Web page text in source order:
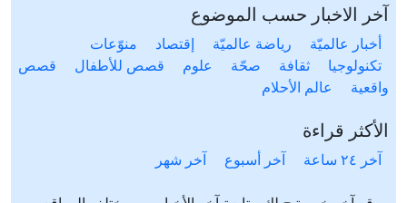
آخر الاخبار حسب الموضوع
أخبار عالميّة رياضة عالميّة إقتصاد
منوّعات
تكنولوجيا
ثقافة صحّة علوم قصص للأطفال
قصص
واقعية
عالم الأحلام
الأكثر قراءة
آخر ٢٤ ساعة آخر أسبوع آخر شهر